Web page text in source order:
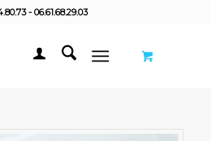
- 06.61.68.29.03